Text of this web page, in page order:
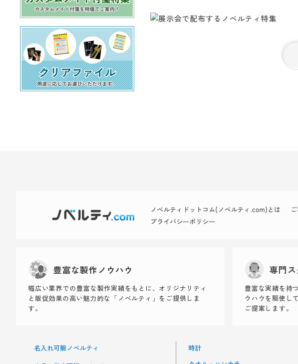
ノベルティドットコム(ノベルティ.com)とは
プライバシーポリシー
豊富な製作ノウハウ
幅広い業界での豊富な製作実績をもとに、オリジナリティ
と販促効果の高い魅力的な「ノベルティ」をご提供しま
す。
専門
豊富な実績を持
ウハウを駆使し
ご提案します。
名入れ可能ノベルティ
時計